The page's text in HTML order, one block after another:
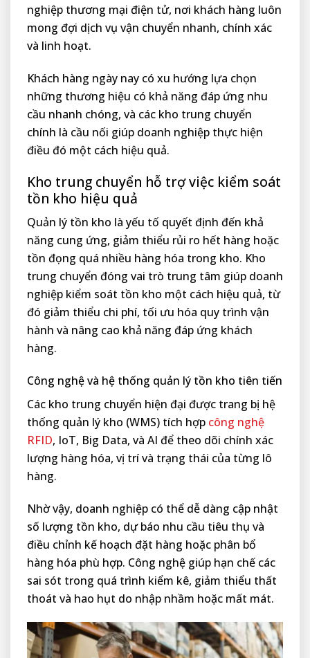
nghiệp thương mại điện tử, nơi khách hàng luôn
mong đợi dịch vụ vận chuyển nhanh, chính xác
và linh hoạt.
Khách hàng ngày nay có xu hướng lựa chọn
những thương hiệu có khả năng đáp ứng nhu
cầu nhanh chóng, và các kho trung chuyển
chính là cầu nối giúp doanh nghiệp thực hiện
điều đó một cách hiệu quả.
Kho trung chuyển hỗ trợ việc kiểm soát
tồn kho hiệu quả
Quản lý tồn kho là yếu tố quyết định đến khả
năng cung ứng, giảm thiểu rủi ro hết hàng hoặc
tồn đọng quá nhiều hàng hóa trong kho. Kho
trung chuyển đóng vai trò trung tâm giúp doanh
nghiệp kiểm soát tồn kho một cách hiệu quả, từ
đó giảm thiểu chi phí, tối ưu hóa quy trình vận
hành và nâng cao khả năng đáp ứng khách
hàng.
Công nghệ và hệ thống quản lý tồn kho tiên tiến
Các kho trung chuyển hiện đại được trang bị hệ
thống quản lý kho (WMS) tích hợp công nghệ
RFID, IoT, Big Data, và AI để theo dõi chính xác
lượng hàng hóa, vị trí và trạng thái của từng lô
hàng.
Nhờ vậy, doanh nghiệp có thể dễ dàng cập nhật
số lượng tồn kho, dự báo nhu cầu tiêu thụ và
điều chỉnh kế hoạch đặt hàng hoặc phân bổ
hàng hóa phù hợp. Công nghệ giúp hạn chế các
sai sót trong quá trình kiểm kê, giảm thiểu thất
thoát và hao hụt do nhập nhầm hoặc mất mát.